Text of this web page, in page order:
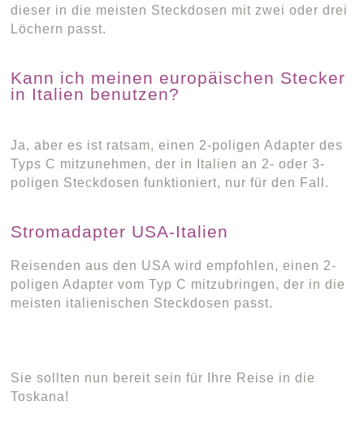
dieser in die meisten Steckdosen mit zwei oder drei
Löchern passt.
Kann ich meinen europäischen Stecker
in Italien benutzen?
Ja, aber es ist ratsam, einen 2-poligen Adapter des
Typs C mitzunehmen, der in Italien an 2- oder 3-
poligen Steckdosen funktioniert, nur für den Fall.
Stromadapter USA-Italien
Reisenden aus den USA wird empfohlen, einen 2-
poligen Adapter vom Typ C mitzubringen, der in die
meisten italienischen Steckdosen passt.
Sie sollten nun bereit sein für Ihre Reise in die
Toskana!